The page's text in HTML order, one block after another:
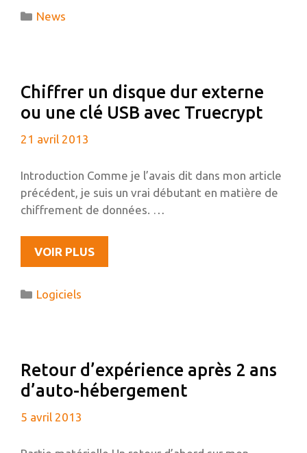
Catégories
News
Chiffrer un disque dur externe
ou une clé USB avec Truecrypt
21 avril 2013
Introduction Comme je l’avais dit dans mon article
précédent, je suis un vrai débutant en matière de
chiffrement de données. …
VOIR PLUSCHIFFRER
UN
CLÉ
USB
Catégories
Logiciels
Retour d’expérience après 2 ans
d’auto-hébergement
5 avril 2013